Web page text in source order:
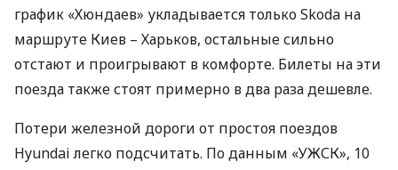
график «Хюндаев» укладывается только Skoda на
маршруте Киев – Харьков, остальные сильно
отстают и проигрывают в комфорте. Билеты на эти
поезда также стоят примерно в два раза дешевле.
Потери железной дороги от простоя поездов
Hyundai легко подсчитать. По данным «УЖСК», 10